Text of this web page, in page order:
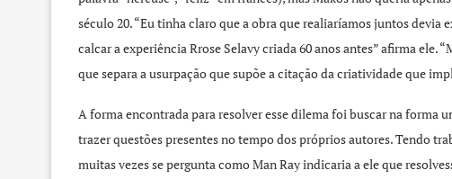
século 20. “Eu tinha claro que a obra que realiaríamos juntos
calcar a experiência Rrose Selavy criada 60 anos antes” afirma
que separa a usurpação que supõe a citação da criatividade que
A forma encontrada para resolver esse dilema foi buscar na forma
trazer questões presentes no tempo dos próprios autores. Tendo
muitas vezes se pergunta como Man Ray indicaria a ele que